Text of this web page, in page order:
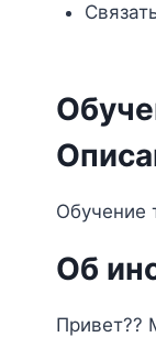
Обучение
Об
Привет??